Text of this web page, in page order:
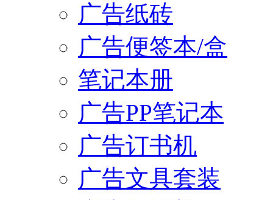
广告纸砖
广告便签本/盒
笔记本册
广告PP笔记本
广告订书机
广告文具套装